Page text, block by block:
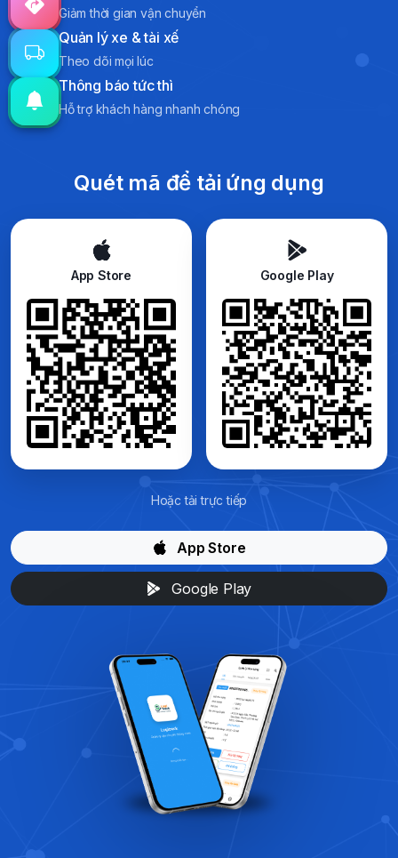
Giảm thời gian vận chuyển
Quản lý xe & tài xế
Theo dõi mọi lúc
Thông báo tức thì
Hỗ trợ khách hàng nhanh chóng
Quét mã để tải ứng dụng
App Store Google Play
Hoặc tải trực tiếp
App Store
Google Play